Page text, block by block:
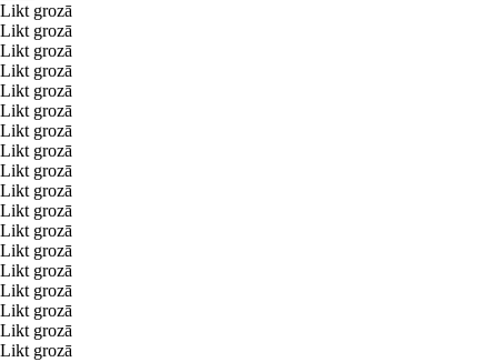
Likt grozā
Likt grozā
Likt grozā
Likt grozā
Likt grozā
Likt grozā
Likt grozā
Likt grozā
Likt grozā
Likt grozā
Likt grozā
Likt grozā
Likt grozā
Likt grozā
Likt grozā
Likt grozā
Likt grozā
Likt grozā